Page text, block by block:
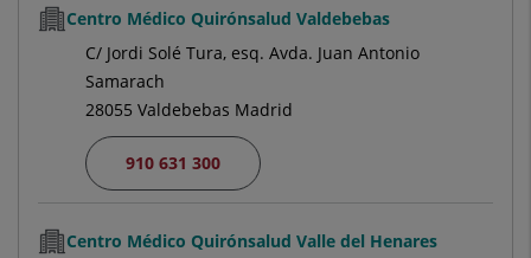
Centro Médico Quirónsalud Valdebebas
C/ Jordi Solé Tura, esq. Avda. Juan Antonio
Samarach
28055 Valdebebas Madrid
910 631 300
Centro Médico Quirónsalud Valle del Henares